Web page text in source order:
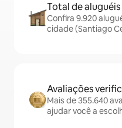
Total de
Confira 9.920
cidade (Santiago
Avaliações
Mais de 355.640
ajudar você a